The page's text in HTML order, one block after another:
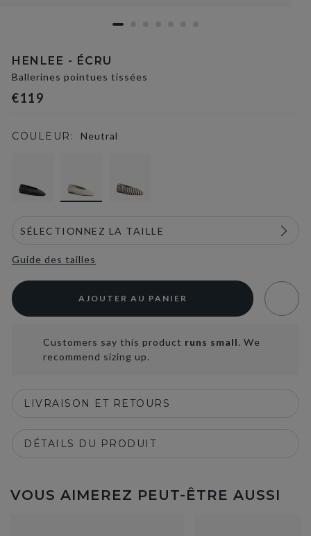
HENLEE - ÉCRU
Ballerines pointues tissées
€119
COULEUR: Neutral
Guide des tailles
AJOUTER AU PANIER
Customers say this product runs small. We
recommend sizing up.
LIVRAISON ET RETOURS
DÉTAILS DU PRODUIT
VOUS AIMEREZ PEUT-ÊTRE AUSSI